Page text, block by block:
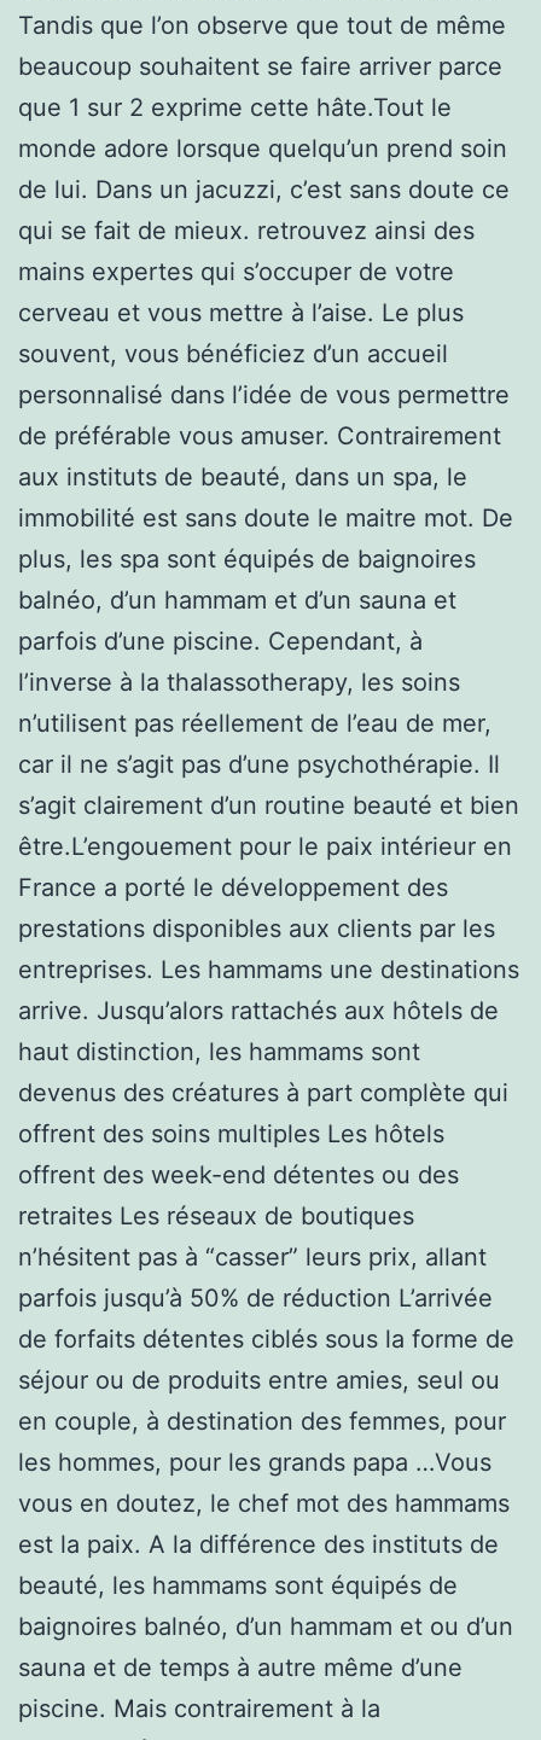
Tandis que l’on observe que tout de même
beaucoup souhaitent se faire arriver parce
que 1 sur 2 exprime cette hâte.Tout le
monde adore lorsque quelqu’un prend soin
de lui. Dans un jacuzzi, c’est sans doute ce
qui se fait de mieux. retrouvez ainsi des
mains expertes qui s’occuper de votre
cerveau et vous mettre à l’aise. Le plus
souvent, vous bénéficiez d’un accueil
personnalisé dans l’idée de vous permettre
de préférable vous amuser. Contrairement
aux instituts de beauté, dans un spa, le
immobilité est sans doute le maitre mot. De
plus, les spa sont équipés de baignoires
balnéo, d’un hammam et d’un sauna et
parfois d’une piscine. Cependant, à
l’inverse à la thalassotherapy, les soins
n’utilisent pas réellement de l’eau de mer,
car il ne s’agit pas d’une psychothérapie. Il
s’agit clairement d’un routine beauté et bien
être.L’engouement pour le paix intérieur en
France a porté le développement des
prestations disponibles aux clients par les
entreprises. Les hammams une destinations
arrive. Jusqu’alors rattachés aux hôtels de
haut distinction, les hammams sont
devenus des créatures à part complète qui
offrent des soins multiples Les hôtels
offrent des week-end détentes ou des
retraites Les réseaux de boutiques
n’hésitent pas à “casser” leurs prix, allant
parfois jusqu’à 50% de réduction L’arrivée
de forfaits détentes ciblés sous la forme de
séjour ou de produits entre amies, seul ou
en couple, à destination des femmes, pour
les hommes, pour les grands papa …Vous
vous en doutez, le chef mot des hammams
est la paix. A la différence des instituts de
beauté, les hammams sont équipés de
baignoires balnéo, d’un hammam et ou d’un
sauna et de temps à autre même d’une
piscine. Mais contrairement à la